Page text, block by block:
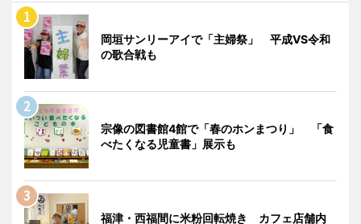
岡垣サンリーアイで「主婦祭」 平成VS令和
の歌合戦も
宗像の図書館4館で「春のホンまつり」 「食
べたくなる児童書」展示も
福津・西福間に米粉回転焼き カフェ店舗内